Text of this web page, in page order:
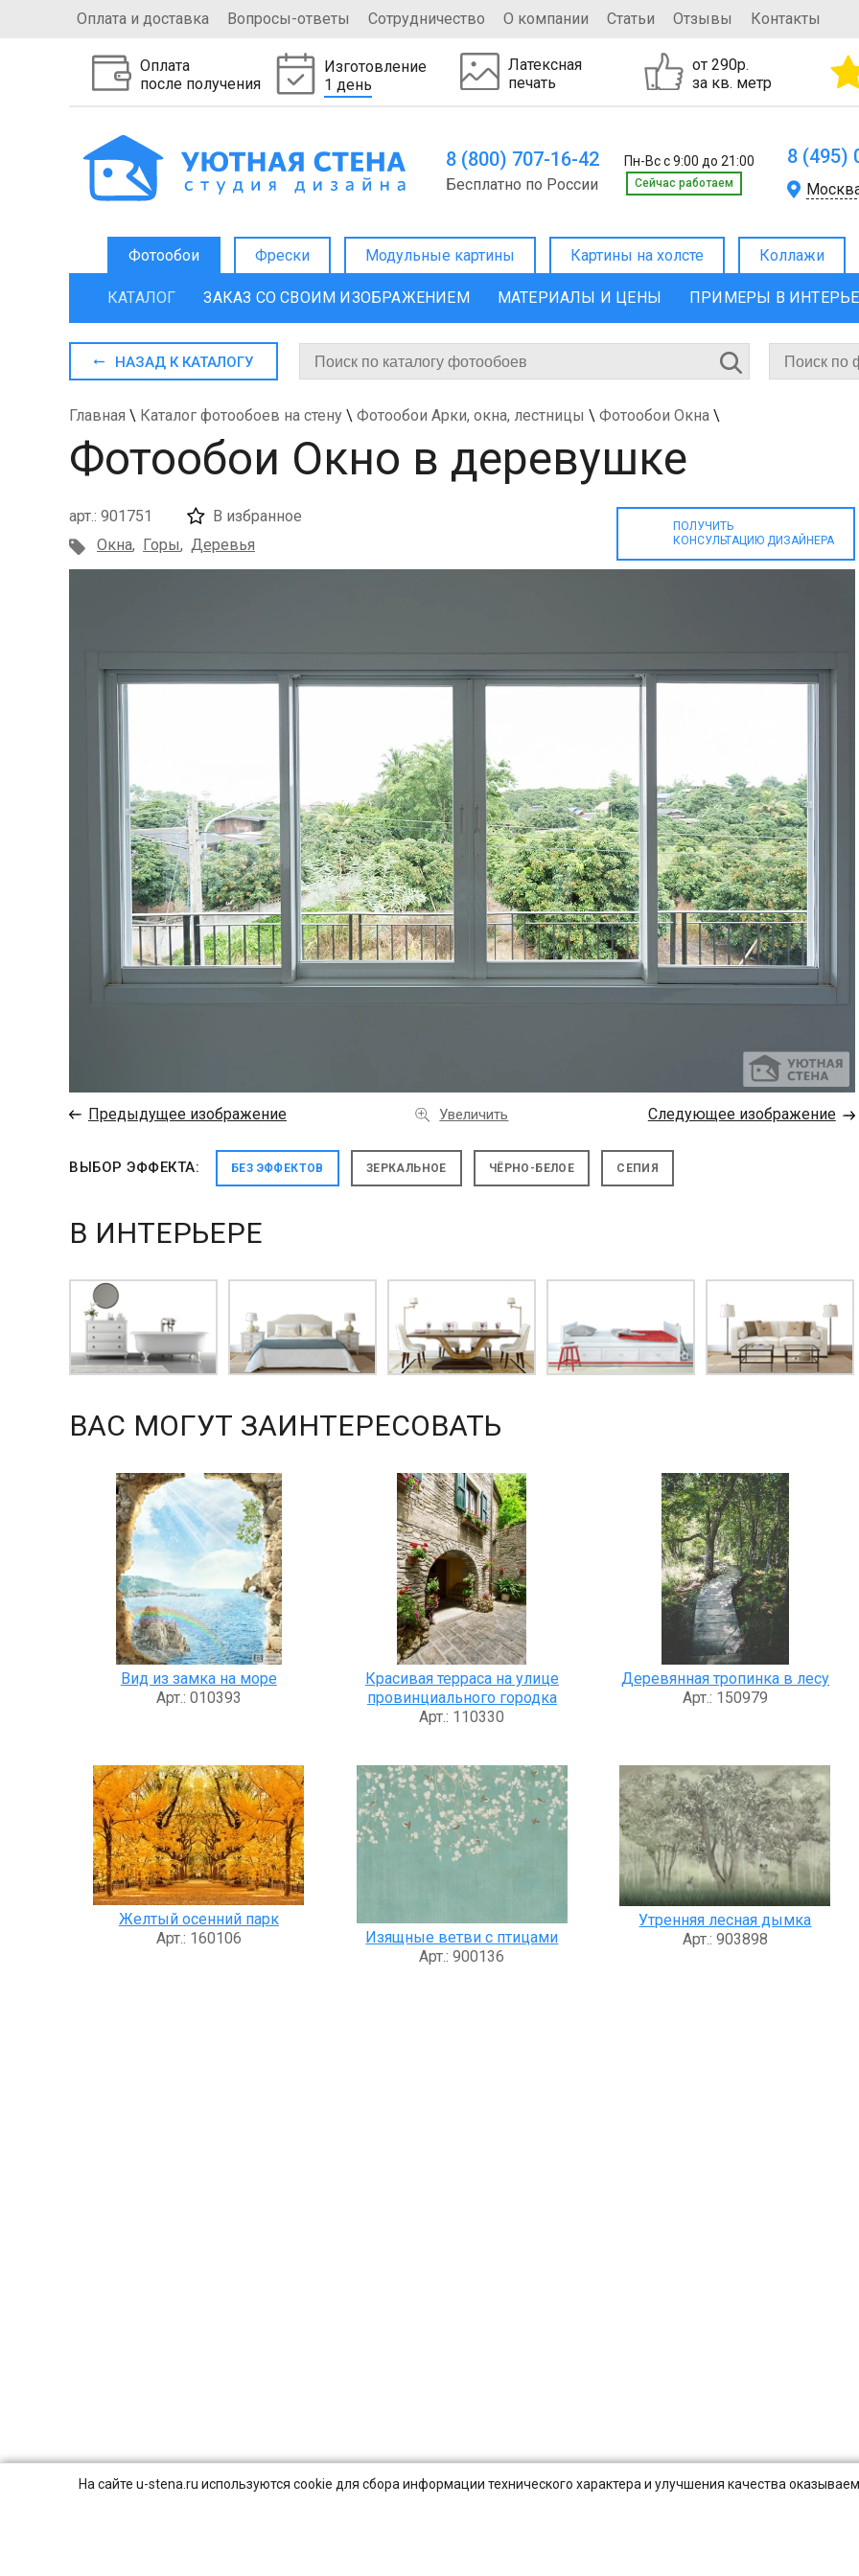
На сайте u-stena.ru используются cookie для сбора информации технического характера и улучшения качества
Оплата и доставка Вопросы-ответы Сотрудничество О компании Статьи Отзывы Контакты
Оплата
после получения
Изготовление
1 день
Латексная
печать
от 290р.
за кв. метр
8 (800) 707-16-42 Пн-Вс с 9:00 до 21:00
Бесплатно по России Cейчас работаем
8 (495)
Фотообои Фрески Модульные картины Картины на холсте Коллажи
КАТАЛОГ ЗАКАЗ СО СВОИМ ИЗОБРАЖЕНИЕМ МАТЕРИАЛЫ И ЦЕНЫ ПРИМЕРЫ В
НАЗАД К КАТАЛОГУ
Главная \ Каталог фотообоев на стену \ Фотообои Арки, окна, лестницы \ Фотообои Окна \
Фотообои Окно в деревушке
арт.: 901751
В избранное
Окна, Горы, Деревья
ПОЛУЧИТЬ
КОНСУЛЬТАЦИЮ ДИЗАЙНЕРА
← Предыдущее изображение Увеличить Следующее изображение →
ВЫБОР ЭФФЕКТА: БЕЗ ЭФФЕКТОВ ЗЕРКАЛЬНОЕ ЧЁРНО-БЕЛОЕ СЕПИЯ
В ИНТЕРЬЕРЕ
ВАС МОГУТ ЗАИНТЕРЕСОВАТЬ
Вид из замка на море
Арт.: 010393
Красивая терраса на улице
провинциального городка
Арт.: 110330
Деревянная тропинка в лесу
Арт.: 150979
Желтый осенний парк
Арт.: 160106
Изящные ветви с птицами
Арт.: 900136
Утренняя лесная дымка
Арт.: 903898